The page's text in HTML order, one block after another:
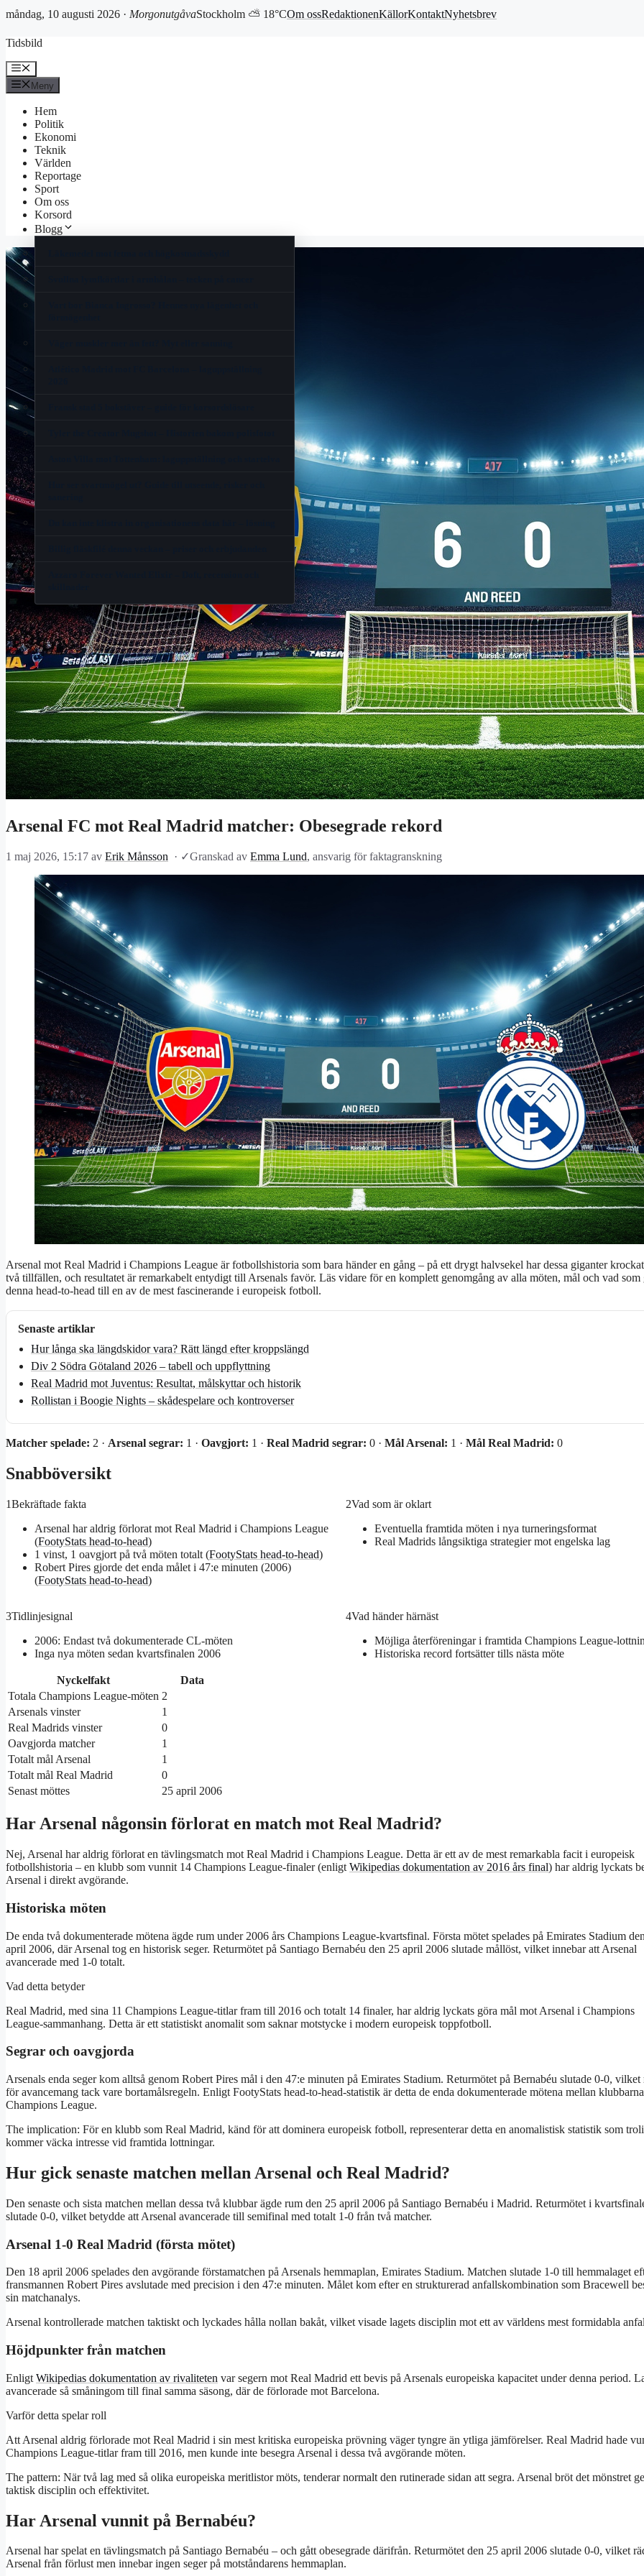
måndag, 10 augusti 2026 · MorgonutgåvaStockholm ⛅ 18°COm ossRedaktionenKällorKontaktNyhetsbrev
till
Tidsbild
Meny
Meny
Hem
Politik
Ekonomi
Teknik
Världen
Reportage
Sport
Om oss
Korsord
Blogg
Arsenal FC mot Real Madrid matcher: Obesegrade rekord
1 maj 2026, 15:17 av Erik Månsson · ✓Granskad av Emma Lund, ansvarig för faktagranskning
Arsenal mot Real Madrid i Champions League är fotbollshistoria som bara händer en gång – på ett drygt halvsekel har dessa giganter
två tillfällen, och resultatet är remarkabelt entydigt till Arsenals favör. Läs vidare för en komplett genomgång av alla möten, mål och vad som
denna head-to-head till en av de mest fascinerande i europeisk fotboll.
Senaste artiklar
Hur långa ska längdskidor vara? Rätt längd efter kroppslängd
Div 2 Södra Götaland 2026 – tabell och uppflyttning
Real Madrid mot Juventus: Resultat, målskyttar och historik
Rollistan i Boogie Nights – skådespelare och kontroverser
Matcher spelade: 2 · Arsenal segrar: 1 · Oavgjort: 1 · Real Madrid segrar: 0 · Mål Arsenal: 1 · Mål Real Madrid: 0
Snabböversikt
1Bekräftade fakta
Arsenal har aldrig förlorat mot Real Madrid i Champions League
(FootyStats head-to-head)
1 vinst, 1 oavgjort på två möten totalt (FootyStats head-to-head)
Robert Pires gjorde det enda målet i 47:e minuten (2006)
(FootyStats head-to-head)
2Vad som är oklart
Eventuella framtida möten i nya turneringsformat
Real Madrids långsiktiga strategier mot engelska lag
3Tidlinjesignal
2006: Endast två dokumenterade CL-möten
Inga nya möten sedan kvartsfinalen 2006
4Vad händer härnäst
Möjliga återföreningar i framtida Champions League-
Historiska record fortsätter tills nästa möte
Nyckelfakt
Data
Totala Champions League-möten 2
Arsenals vinster
1
Real Madrids vinster
0
Oavgjorda matcher
1
Totalt mål Arsenal
1
Totalt mål Real Madrid
0
Senast möttes
25 april 2006
Har Arsenal någonsin förlorat en match mot Real Madrid?
Nej, Arsenal har aldrig förlorat en tävlingsmatch mot Real Madrid i Champions League. Detta är ett av de mest remarkabla facit i europeisk
fotbollshistoria – en klubb som vunnit 14 Champions League-finaler (enligt Wikipedias dokumentation av 2016 års final) har aldrig lyckats
Arsenal i direkt avgörande.
Historiska möten
De enda två dokumenterade mötena ägde rum under 2006 års Champions League-kvartsfinal. Första mötet spelades på Emirates Stadium
april 2006, där Arsenal tog en historisk seger. Returmötet på Santiago Bernabéu den 25 april 2006 slutade mållöst, vilket innebar att Arsenal
avancerade med 1-0 totalt.
Vad detta betyder
Real Madrid, med sina 11 Champions League-titlar fram till 2016 och totalt 14 finaler, har aldrig lyckats göra mål mot Arsenal i Champions
League-sammanhang. Detta är ett statistiskt anomalit som saknar motstycke i modern europeisk toppfotboll.
Segrar och oavgjorda
Arsenals enda seger kom alltså genom Robert Pires mål i den 47:e minuten på Emirates Stadium. Returmötet på Bernabéu slutade 0-0, vilket
för avancemang tack vare bortamålsregeln. Enligt FootyStats head-to-head-statistik är detta de enda dokumenterade mötena mellan
Champions League.
The implication: För en klubb som Real Madrid, känd för att dominera europeisk fotboll, representerar detta en anomalistisk statistik som
kommer väcka intresse vid framtida lottningar.
Hur gick senaste matchen mellan Arsenal och Real Madrid?
Den senaste och sista matchen mellan dessa två klubbar ägde rum den 25 april 2006 på Santiago Bernabéu i Madrid. Returmötet i
slutade 0-0, vilket betydde att Arsenal avancerade till semifinal med totalt 1-0 från två matcher.
Arsenal 1-0 Real Madrid (första mötet)
Den 18 april 2006 spelades den avgörande förstamatchen på Arsenals hemmaplan, Emirates Stadium. Matchen slutade 1-0 till hemmalaget
fransmannen Robert Pires avslutade med precision i den 47:e minuten. Målet kom efter en strukturerad anfallskombination som Bracewell
sin matchanalys.
Arsenal kontrollerade matchen taktiskt och lyckades hålla nollan bakåt, vilket visade lagets disciplin mot ett av världens mest formidabla
Höjdpunkter från matchen
Enligt Wikipedias dokumentation av rivaliteten var segern mot Real Madrid ett bevis på Arsenals europeiska kapacitet under denna period.
avancerade så småningom till final samma säsong, där de förlorade mot Barcelona.
Varför detta spelar roll
Att Arsenal aldrig förlorade mot Real Madrid i sin mest kritiska europeiska prövning väger tyngre än ytliga jämförelser. Real Madrid hade
Champions League-titlar fram till 2016, men kunde inte besegra Arsenal i dessa två avgörande möten.
The pattern: När två lag med så olika europeiska meritlistor möts, tenderar normalt den rutinerade sidan att segra. Arsenal bröt det mönstret
taktisk disciplin och effektivitet.
Har Arsenal vunnit på Bernabéu?
Arsenal har spelat en tävlingsmatch på Santiago Bernabéu – och gått obesegrade därifrån. Returmötet den 25 april 2006 slutade 0-0, vilket
Arsenal från förlust men innebar ingen seger på motståndarens hemmaplan.